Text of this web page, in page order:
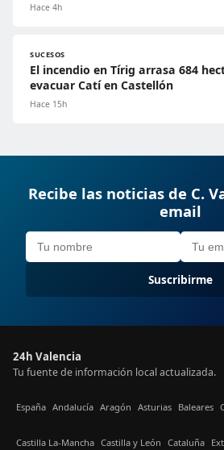
Hace 4h
SUCESOS
El incendio en Tírig arrasa 684
evacuar Catí en Castellón
Hace 15h
Recibe las noticias de C.
email
Suscribirme
24h Valencia
Tu fuente de información local actualizada.
España Andalucía Aragón Asturias Baleares
Castilla La-Mancha Castilla y León Cataluña